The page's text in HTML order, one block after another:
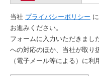
当社 プライバシーポリシー
お進みください。
フォームに入力いただきまし
への対応のほか、当社が取り
（電子メール等による）に利